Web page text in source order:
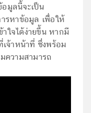
มูลนี้จะเป็น
รหาข้อมูล เพื่อให้
าใจได้ง่ายขึ้น หากมี
เจ้าหน้าที่ ซึ่งพร้อม
ความสามารถ